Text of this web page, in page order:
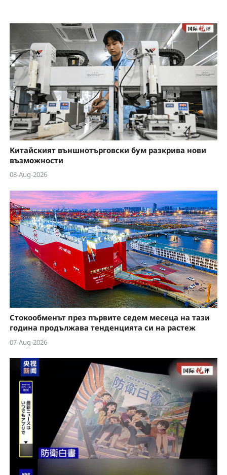
a
y
V
i
d
e
o
Китайският външнотърговски бум разкрива нови
възможности
08-Aug-2026
Стокообменът през първите седем месеца на тази
година продължава тенденцията си на растеж
07-Aug-2026